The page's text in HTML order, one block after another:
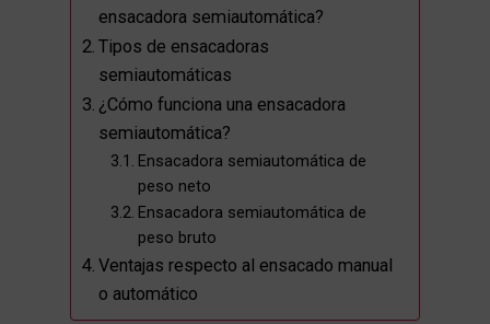
ensacadora semiautomática?
Tipos de ensacadoras
semiautomáticas
¿Cómo funciona una ensacadora
semiautomática?
Ensacadora semiautomática de
peso neto
Ensacadora semiautomática de
peso bruto
Ventajas respecto al ensacado manual
o automático